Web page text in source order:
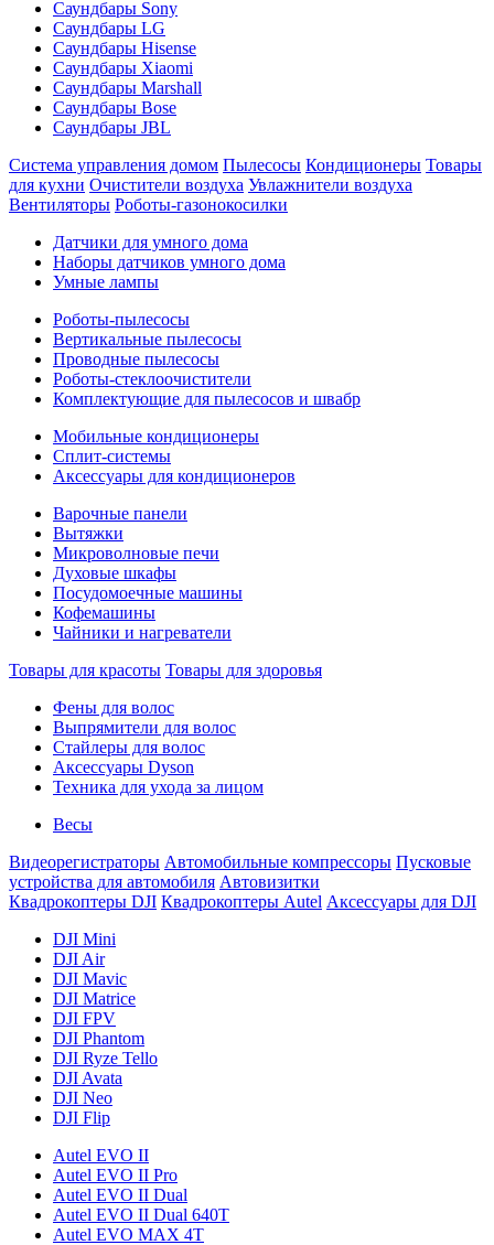
Саундбары Sony
Саундбары LG
Саундбары Hisense
Саундбары Xiaomi
Саундбары Marshall
Саундбары Bose
Саундбары JBL
Система управления домом Пылесосы Кондиционеры Товары
для кухни Очистители воздуха Увлажнители воздуха
Вентиляторы Роботы-газонокосилки
Датчики для умного дома
Наборы датчиков умного дома
Умные лампы
Роботы-пылесосы
Вертикальные пылесосы
Проводные пылесосы
Роботы-стеклоочистители
Комплектующие для пылесосов и швабр
Мобильные кондиционеры
Сплит-системы
Аксессуары для кондиционеров
Варочные панели
Вытяжки
Микроволновые печи
Духовые шкафы
Посудомоечные машины
Кофемашины
Чайники и нагреватели
Товары для красоты Товары для здоровья
Фены для волос
Выпрямители для волос
Стайлеры для волос
Аксессуары Dyson
Техника для ухода за лицом
Весы
Видеорегистраторы Автомобильные компрессоры Пусковые
устройства для автомобиля Автовизитки
Квадрокоптеры DJI Квадрокоптеры Autel Аксессуары для DJI
DJI Mini
DJI Air
DJI Mavic
DJI Matrice
DJI FPV
DJI Phantom
DJI Ryze Tello
DJI Avata
DJI Neo
DJI Flip
Autel EVO II
Autel EVO II Pro
Autel EVO II Dual
Autel EVO II Dual 640T
Autel EVO MAX 4T